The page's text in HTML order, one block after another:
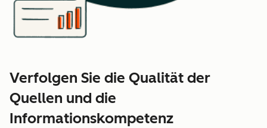
Verfolgen Sie die Qualität der
Quellen und die
Informationskompetenz